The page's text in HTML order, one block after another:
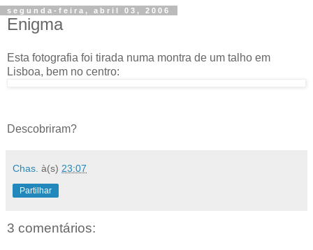
segunda-feira, abril 03, 2006
Enigma
Esta fotografia foi tirada numa montra de um talho em
Lisboa, bem no centro:
Descobriram?
Chas. à(s) 23:07
Partilhar
3 comentários: